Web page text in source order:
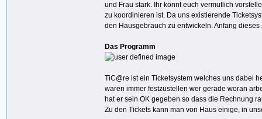
und Frau stark. Ihr könnt euch vermutlich
zu koordinieren ist. Da uns existierende
den Hausgebrauch zu entwickeln. Anfang
Das Programm
TiC@re ist ein Ticketsystem welches uns dabei
waren immer festzustellen wer gerade woran
hat er sein OK gegeben so dass die Rechnung
Zu den Tickets kann man von Haus einige, in